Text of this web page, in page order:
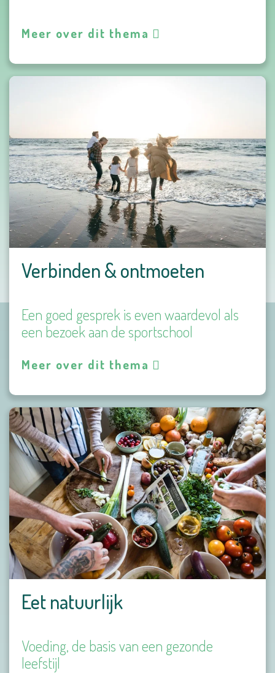
Meer over dit thema
Verbinden & ontmoeten
Een goed gesprek is even waardevol als
een bezoek aan de sportschool
Meer over dit thema
Eet natuurlijk
Voeding, de basis van een gezonde
leefstijl